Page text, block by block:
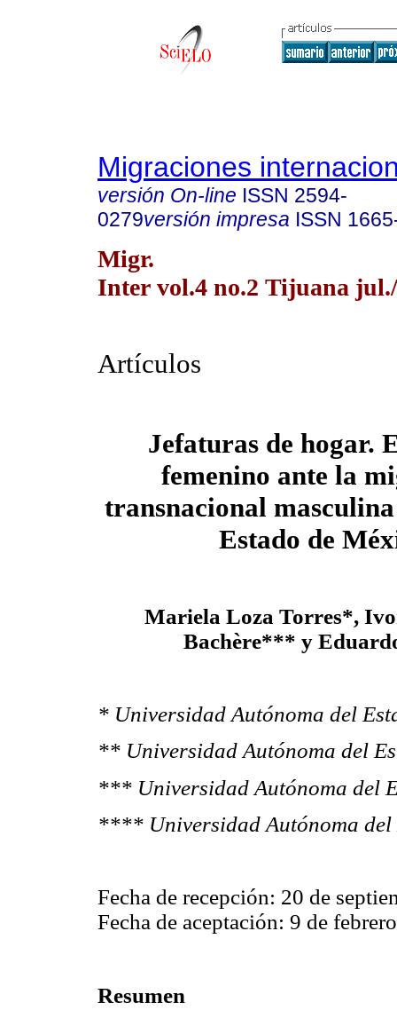
Migraciones
versión On-line ISSN 2594-
0279versión impresa ISSN
Migr.
Inter vol.4 no.2 Tijuana
Artículos
Jefaturas de hogar.
femenino ante la
transnacional
Estado de
Mariela Loza Torres*,
Bachère*** y
* Universidad Autónoma del
** Universidad Autónoma del
*** Universidad Autónoma del
**** Universidad Autónoma
Fecha de recepción: 20 de
Fecha de aceptación: 9 de
Resumen